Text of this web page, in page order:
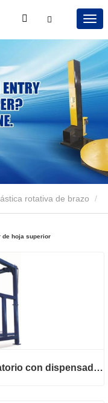
rotativa de brazo
de hoja superior
Envoltura de palets de brazo giratorio con dispensador de hoja superior